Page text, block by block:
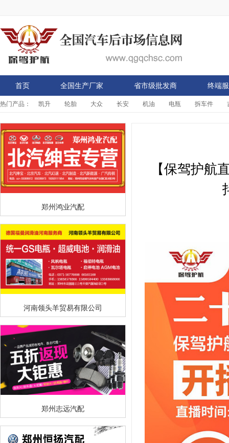
首页 全国生产厂家 省市级批发商 终端
热门产品： 凯升 轮胎 大众 长安 机油 电瓶 拆车件
郑州鸿业汽配
河南领头羊贸易有限公司
郑州志远汽配
【保驾护航